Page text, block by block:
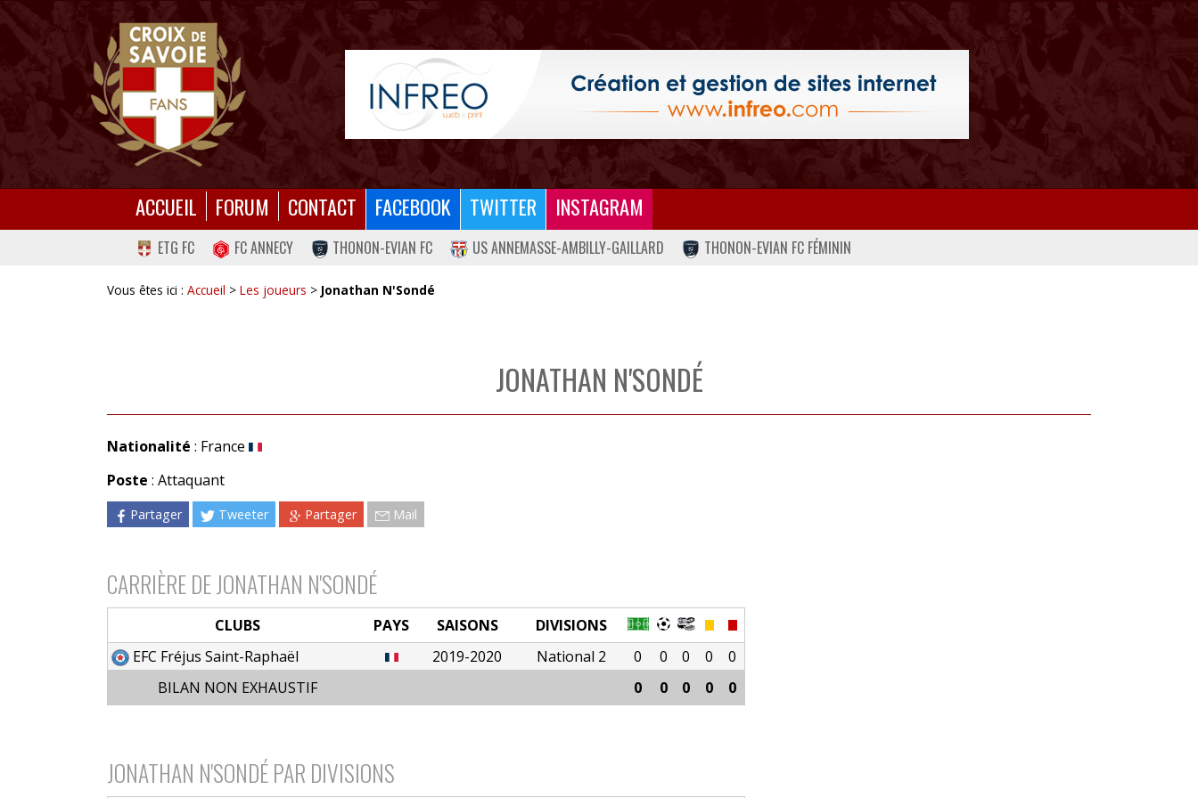
ACCUEIL FORUM CONTACT FACEBOOK TWITTER INSTAGRAM
ETG FC FC ANNECY THONON-EVIAN FC US ANNEMASSE-AMBILLY-GAILLARD THONON-EVIAN FC FÉMININ
Vous êtes ici : Accueil > Les joueurs > Jonathan N'Sondé
JONATHAN N'SONDÉ
Nationalité : France
Poste : Attaquant
Partager Tweeter Partager Mail
CARRIÈRE DE JONATHAN N'SONDÉ
CLUBS PAYS SAISONS
DIVISIONS
EFC Fréjus Saint-Raphaël
2019-2020 National 2 0 0 0 0
0
BILAN NON EXHAUSTIF
0 0 0 0 0
JONATHAN N'SONDÉ PAR DIVISIONS